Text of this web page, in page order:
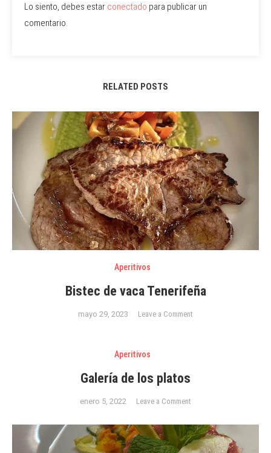
Lo siento, debes estar conectado para publicar un
comentario.
RELATED POSTS
Aperitivos
Bistec de vaca Tenerifeña
mayo 29, 2023 Leave a Comment
Aperitivos
Galería de los platos
enero 5, 2022 Leave a Comment
de
los